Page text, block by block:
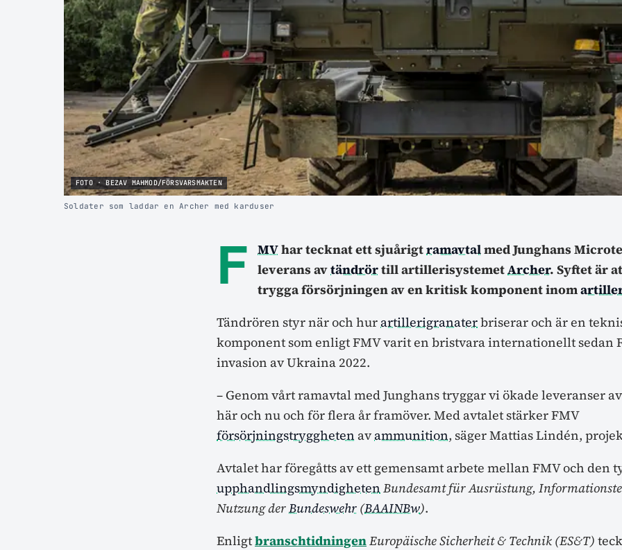
FOTO · BEZAV MAHMOD/FÖRSVARSMAKTEN
Soldater som laddar en Archer med karduser
F MVhar tecknat ett sjuårigtramavtalmed Junghans
leverans avtändrörtill artillerisystemetArcher. Syftet är
trygga försörjningen av en kritisk komponent inom
Tändrören styr när och hur artillerigranaterbriserar och är en
komponent som enligt FMV varit en bristvara internationellt sedan
invasion av Ukraina 2022.
– Genom vårt ramavtal med Junghans tryggar vi ökade leveranser
här och nu och för flera år framöver. Med avtalet stärker FMV
försörjningstryggheten av ammunition, säger Mattias Lindén,
Avtalet har föregåtts av ett gemensamt arbete mellan FMV och den
upphandlingsmyndigheten Bundesamt für Ausrüstung,
Nutzung derBundeswehr (BAAINBw).
EnligtbranschtidningenEuropäische Sicherheit & Technik (ES&T)